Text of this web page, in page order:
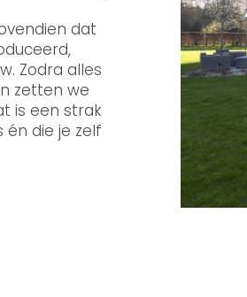
dat
Zodra alles
zetten we
is een strak
én die je zelf